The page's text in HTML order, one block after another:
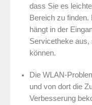
dass Sie es
Bereich zu finden.
hängt in der
Servicetheke aus,
können.
Die WLAN-
und von dort die
Verbesserung